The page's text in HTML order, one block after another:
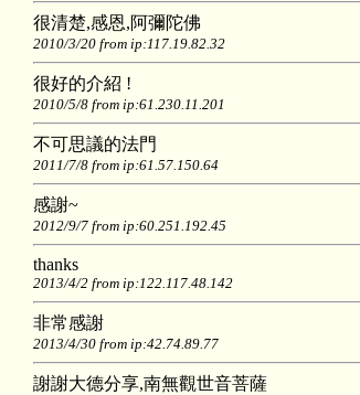
很清楚,感恩,阿彌陀佛
2010/3/20 from ip:117.19.82.32
很好的介紹 !
2010/5/8 from ip:61.230.11.201
不可思議的法門
2011/7/8 from ip:61.57.150.64
感謝~
2012/9/7 from ip:60.251.192.45
thanks
2013/4/2 from ip:122.117.48.142
非常感謝
2013/4/30 from ip:42.74.89.77
謝謝大德分享,南無觀世音菩薩